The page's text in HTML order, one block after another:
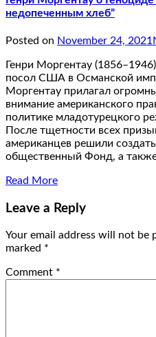
недопеченным хлеб”
Posted on November 24, 2021
Генри Моргентау
посол США в Османской
Моргентау прилагал
внимание американского
политике младотурецкого
После тщетности всех
американцев решили
общественный Фонд, а
Read More
Leave a Reply
Your email address will not be
marked *
Comment *